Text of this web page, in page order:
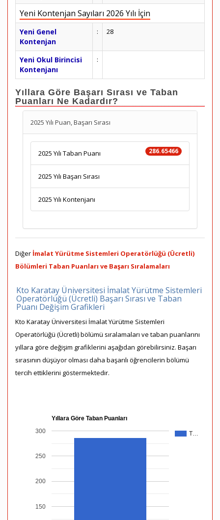
Yeni Kontenjan Sayıları 2026 Yılı İçin
Yeni Genel
Kontenjan
: 28
Yeni Okul Birincisi
Kontenjanı
:
Yıllara Göre Başarı Sırası ve Taban
Puanları Ne Kadardır?
2025 Yılı Puan, Başarı Sırası
286.65466
2025 Yılı Taban Puanı
2025 Yılı Başarı Sırası
2025 Yılı Kontenjanı
Diğer İmalat Yürütme Sistemleri Operatörlüğü (Ücretli)
Bölümleri Taban Puanları ve Başarı Sıralamaları
Kto Karatay Üniversitesi İmalat Yürütme Sistemleri
Operatörlüğü (Ücretli) Başarı Sırası ve Taban
Puanı Değişim Grafikleri
Kto Karatay Üniversitesi İmalat Yürütme Sistemleri
Operatörlüğü (Ücretli) bölümü sıralamaları ve taban puanlarını
yıllara göre değişim grafiklerini aşağıdan görebilirsiniz. Başarı
sırasının düşüyor olması daha başarılı öğrencilerin bölümü
tercih ettiklerini göstermektedir.
Yıllara Göre Taban Puanları
T…
150
200
250
300